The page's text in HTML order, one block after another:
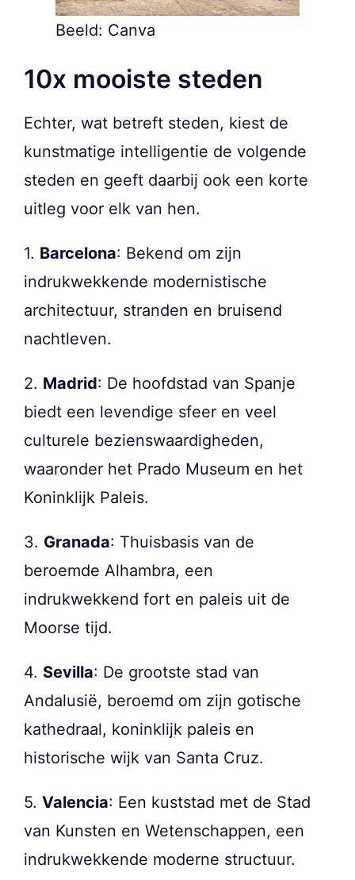
Beeld: Canva
10x mooiste steden
Echter, wat betreft steden, kiest de
kunstmatige intelligentie de volgende
steden en geeft daarbij ook een korte
uitleg voor elk van hen.
1. Barcelona: Bekend om zijn
indrukwekkende modernistische
architectuur, stranden en bruisend
nachtleven.
2. Madrid: De hoofdstad van Spanje
biedt een levendige sfeer en veel
culturele bezienswaardigheden,
waaronder het Prado Museum en het
Koninklijk Paleis.
3. Granada: Thuisbasis van de
beroemde Alhambra, een
indrukwekkend fort en paleis uit de
Moorse tijd.
4. Sevilla: De grootste stad van
Andalusië, beroemd om zijn gotische
kathedraal, koninklijk paleis en
historische wijk van Santa Cruz.
5. Valencia: Een kuststad met de Stad
van Kunsten en Wetenschappen, een
indrukwekkende moderne structuur.